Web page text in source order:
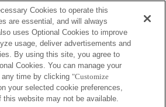
maximale diafragma voor de Exif-lens worden
vergrotingswaarden. Als de diafragmawaarden keer de
zijn, worden ze niet correct weergegeven.
Cookies to operate this
are essential, and will always
uses Optional Cookies to improve
usage, deliver advertisements and
By using this site, you agree to
Cookies. You can manage your
time by clicking "Customize
your selected cookie preferences,
website may not be available.